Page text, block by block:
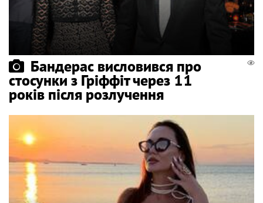
Бандерас висловився про
стосунки з Гріффіт через 11
років після розлучення